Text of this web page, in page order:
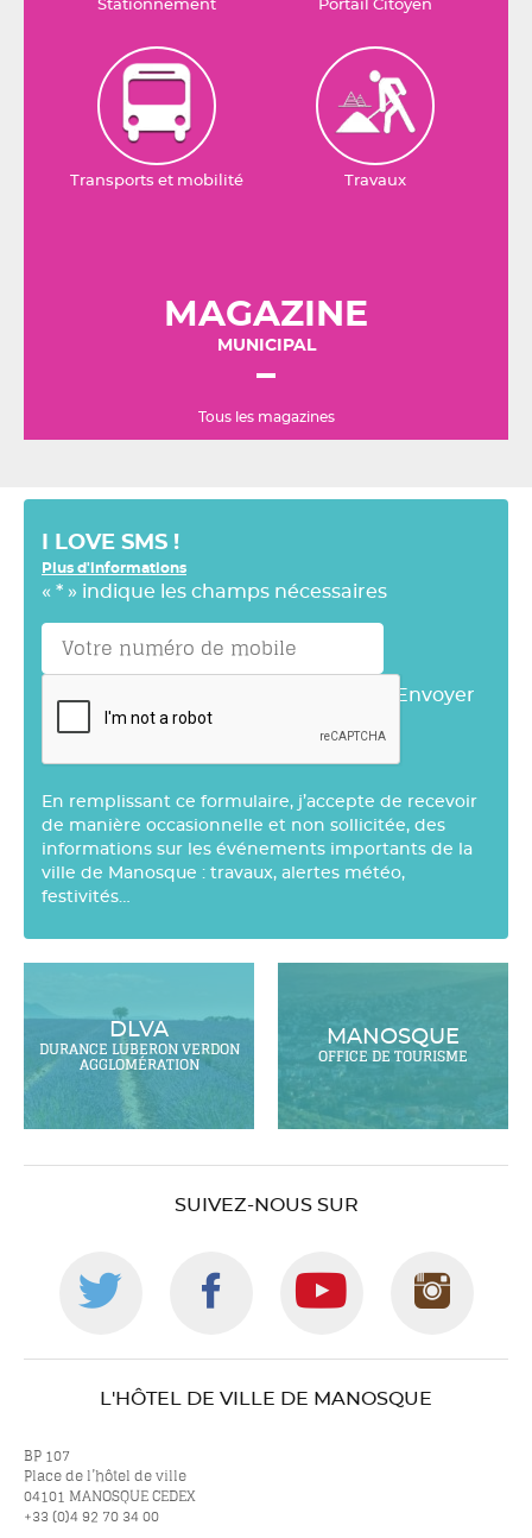
Stationnement Portail Citoyen
Transports et mobilité Travaux
MAGAZINE
MUNICIPAL
Tous les magazines
I LOVE SMS !
Plus d'informations
« * » indique les champs nécessaires
Envoyer
En remplissant ce formulaire, j’accepte de recevoir
de manière occasionnelle et non sollicitée, des
informations sur les événements importants de la
ville de Manosque : travaux, alertes météo,
festivités…
DLVA
DURANCE LUBERON VERDON
AGGLOMÉRATION
MANOSQUE
OFFICE DE TOURISME
SUIVEZ-NOUS SUR
Suivez-
nous
sur
Suivez-
nous
Suivez-
nous
L'HÔTEL DE VILLE DE MANOSQUE
BP 107
Place de l’hôtel de ville
04101 MANOSQUE CEDEX
+33 (0)4 92 70 34 00